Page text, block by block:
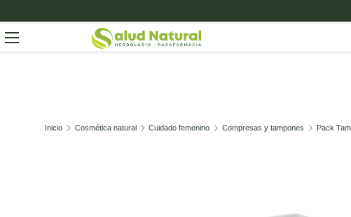
Ir al contenido
Buscar
Inicio Cosmética natural Cuidado femenino Compresas y tampones Pack